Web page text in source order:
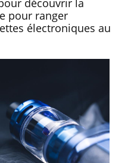
découvrir la
pour ranger
électroniques au